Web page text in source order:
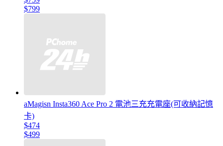
$799
aMagisn Insta360 Ace Pro 2 電池三充充電座(可收納記憶
卡)
$474
$499